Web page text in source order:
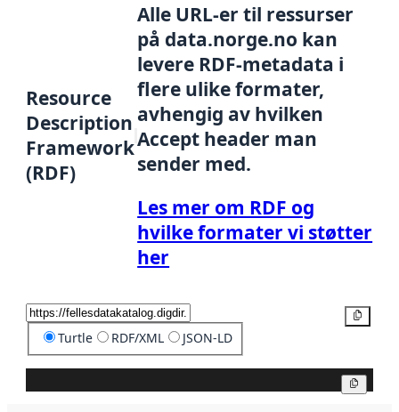
Resource
Description
Framework
(RDF)
Alle URL-er til ressurser
på data.norge.no kan
levere RDF-metadata i
flere ulike formater,
avhengig av hvilken
Accept header man
sender med.
Les mer om RDF og
hvilke formater vi støtter
her
Turtle RDF/XML JSON-LD